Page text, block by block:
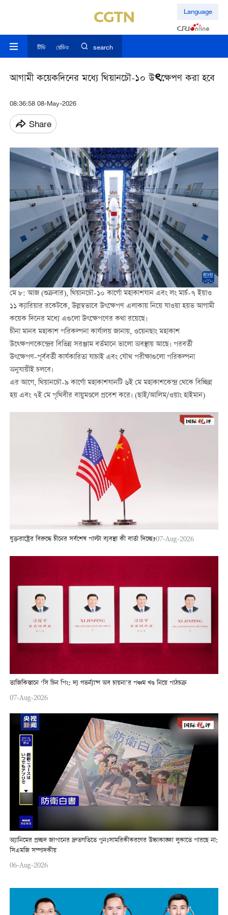
Language
টিভি রেডিও search
আগামী কয়েকদিনের মধ্যে থিয়ানচৌ-১০ উৎক্ষেপণ করা হবে
08:36:58 08-May-2026
Share
মে ৮: আজ (শুক্রবার), থিয়ানচৌ-১০ কার্গো মহাকাশযান এবং লং মার্চ-৭ ইয়াও
১১ ক্যারিয়ার রকেটকে, উল্লম্বভাবে উৎক্ষেপণ এলাকায় নিয়ে যাওয়া হয়ভ আগামী
কয়েক দিনের মধ্যে এগুলো উৎক্ষেপণের কথা রয়েছে।
চীনা মানব মহাকাশ পরিকল্পনা কার্যালয় জানায়, ওয়েনছাং মহাকাশ
উত্ক্ষেপণকেন্দ্রের বিভিন্ন সরঞ্জাম বর্তমানে ভালো অবস্থায় আছে। পরবর্তী
উৎক্ষেপণ-পূর্ববর্তী কার্যকারিতা যাচাই এবং যৌথ পরীক্ষাগুলো পরিকল্পনা
অনুযায়ীই চলবে।
এর আগে, থিয়ানচৌ-৯ কার্গো মহাকাশযানটি ৬ই মে মহাকাশকেন্দ্র থেকে বিচ্ছিন্ন
হয় এবং ৭ই মে পৃথিবীর বায়ুমণ্ডলে প্রবেশ করে। (ছাই/আলিম/ওয়াং হাইমান)
যুক্তরাষ্ট্রের বিরুদ্ধে চীনের সর্বশেষ পাল্টা ব্যবস্থা কী বার্তা দিচ্ছে?07-Aug-2026
তাজিকিস্তানে ‘সি চিন পিং: দ্য গভর্ন্যান্স অব চায়না’র পঞ্চম খণ্ড নিয়ে পাঠচক্র
07-Aug-2026
অ্যানিমের প্রচ্ছদ জাপানের দ্রুতগতিতে পুনঃসামরিকীকরণের উচ্চাকাঙ্ক্ষা লুকাতে পারছে না:
সিএমজি সম্পাদকীয়
06-Aug-2026